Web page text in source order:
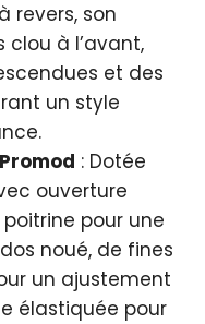
revers, son
clou à l’avant,
et des
un style
: Dotée
ouverture
pour une
noué, de fines
un ajustement
élastiquée pour